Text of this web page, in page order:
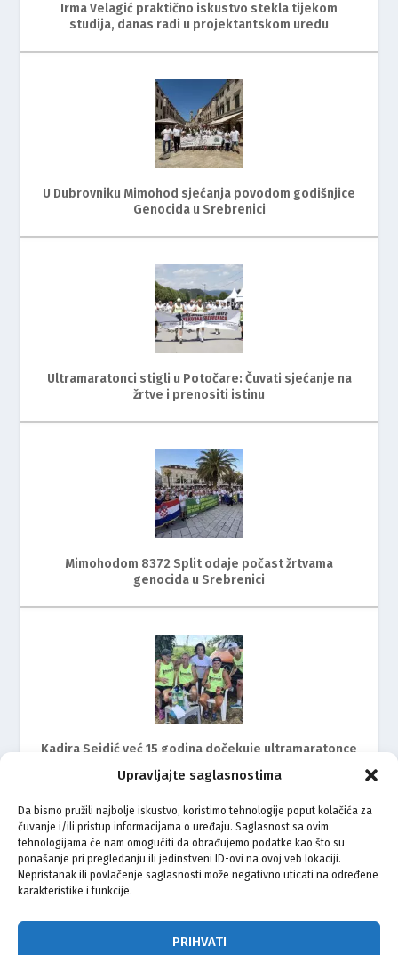
Upravljajte saglasnostima
Da bismo pružili najbolje iskustvo, koristimo tehnologije poput kolačića za
čuvanje i/ili pristup informacijama o uređaju. Saglasnost sa ovim
tehnologijama će nam omogućiti da obrađujemo podatke kao što su
ponašanje pri pregledanju ili jedinstveni ID-ovi na ovoj veb lokaciji.
Nepristanak ili povlačenje saglasnosti može negativno uticati na određene
karakteristike i funkcije.
PRIHVATI
Irma Velagić praktično iskustvo stekla tijekom
studija, danas radi u projektantskom uredu
U Dubrovniku Mimohod sjećanja povodom godišnjice
Genocida u Srebrenici
Ultramaratonci stigli u Potočare: Čuvati sjećanje na
žrtve i prenositi istinu
Mimohodom 8372 Split odaje počast žrtvama
genocida u Srebrenici
Kadira Sejdić već 15 godina dočekuje ultramaratonce
Mimohod za žrtve genocida u Srebrenici i ove godine
na ulicama Rijeke